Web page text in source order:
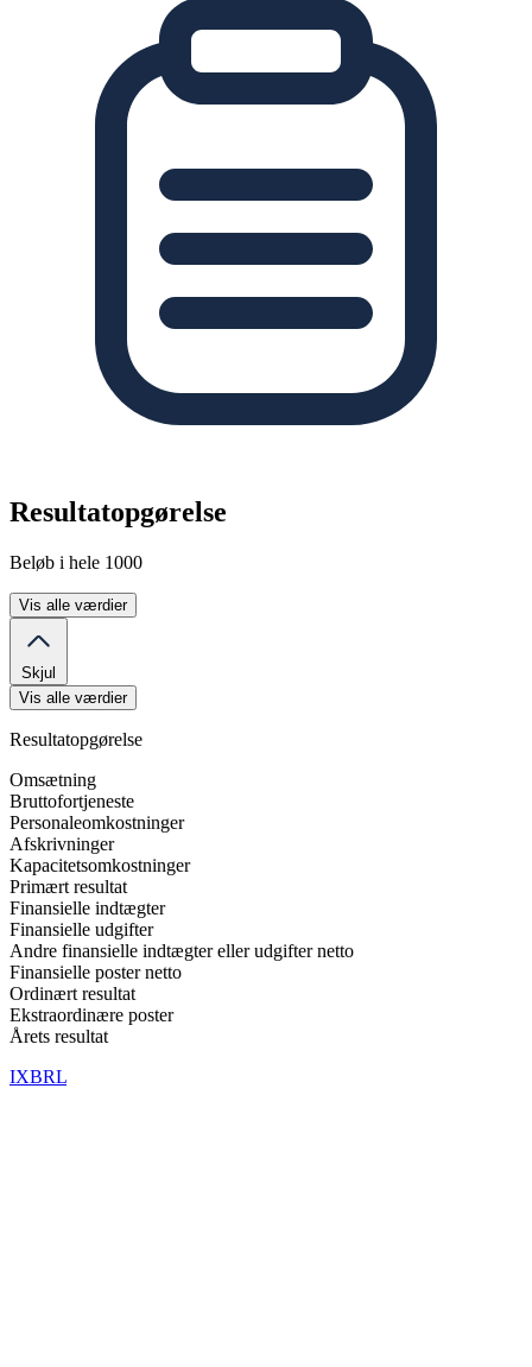
Resultatopgørelse
Beløb i hele 1000
Vis alle værdier
Skjul
Vis alle værdier
Resultatopgørelse
Omsætning
Bruttofortjeneste
Personaleomkostninger
Afskrivninger
Kapacitetsomkostninger
Primært resultat
Finansielle indtægter
Finansielle udgifter
Andre finansielle indtægter eller udgifter netto
Finansielle poster netto
Ordinært resultat
Ekstraordinære poster
Årets resultat
IXBRL